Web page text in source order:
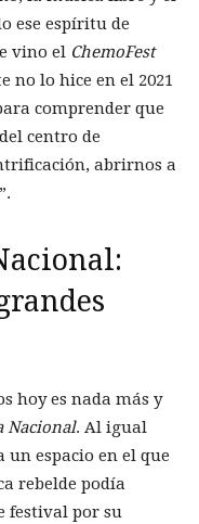
ese espíritu de
vino el ChemoFest
no lo hice en el 2021
comprender que
centro de
abrirnos a
hoy es nada más y
Nacional. Al igual
un espacio en el que
rebelde podía
festival por su